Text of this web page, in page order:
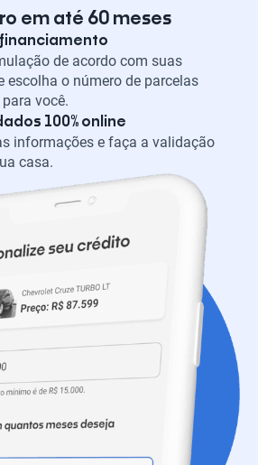
em até 60 meses
de acordo com suas
escolha o número de parcelas
você.
100% online
informações e faça a validação
casa.